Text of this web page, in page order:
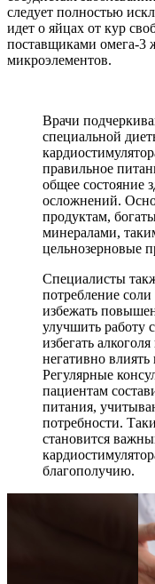
следует полностью
идет о яйцах от кур
поставщиками омега-3
микроэлементов.
Врачи
специальной
правильное
общее состояние
осложнений.
продуктам,
минералами,
цельнозерновые
Специалисты
потребление
избежать
улучшить работу
избегать
негативно влиять
Регулярные
пациентам
питания,
потребности.
становится
благополучию.